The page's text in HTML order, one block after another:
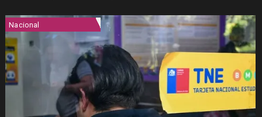
Nacional